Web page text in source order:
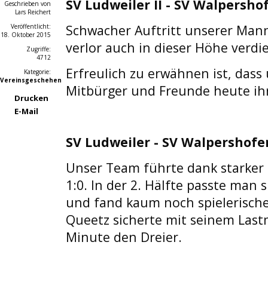
Geschrieben von
Lars Reichert
Veröffentlicht:
18. Oktober 2015
Zugriffe:
4712
Kategorie:
Vereinsgeschehen
Drucken
E-Mail
SV Ludweiler II - SV
Schwacher Auftritt unserer
verlor auch in dieser Höhe
Erfreulich zu erwähnen ist, dass
Mitbürger und Freunde heute
SV Ludweiler - SV
Unser Team führte dank
1:0. In der 2. Hälfte passte man
und fand kaum noch
Queetz sicherte mit seinem
Minute den Dreier.